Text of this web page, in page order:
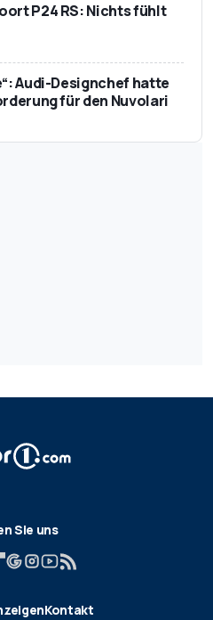
P24 RS: Nichts fühlt
Audi-Designchef hatte
für den Nuvolari
Sie uns
Kontakt